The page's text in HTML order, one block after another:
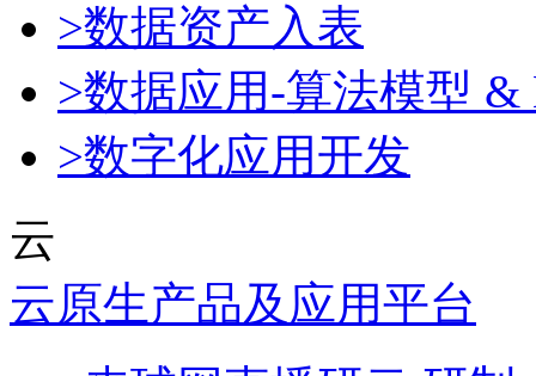
>数据资产入表
>数据应用-算法模型 &
>数字化应用开发
云
云原生产品及应用平台